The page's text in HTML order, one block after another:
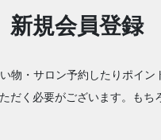
新規会員登録
物・サロン予約したりポイン
だく必要がございます。もち